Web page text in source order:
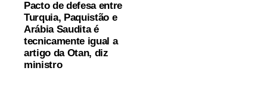
Pacto de defesa entre
Turquia, Paquistão e
Arábia Saudita é
tecnicamente igual a
artigo da Otan, diz
ministro